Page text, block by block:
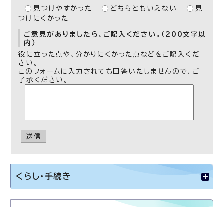
見つけやすかった
どちらともいえない
見
つけにくかった
ご意見がありましたら、ご記入ください。（200文字以
内）
役に立った点や、分かりにくかった点などをご記入くだ
さい。
このフォームに入力されても回答いたしませんので、ご
了承ください。
送信
くらし・手続き